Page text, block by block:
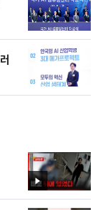
영
상